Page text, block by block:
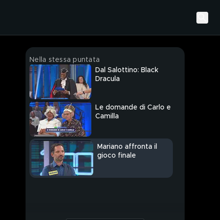
Nella stessa puntata
Dal Salottino: Black
Dracula
Le domande di Carlo e
Camilla
Mariano affronta il
gioco finale